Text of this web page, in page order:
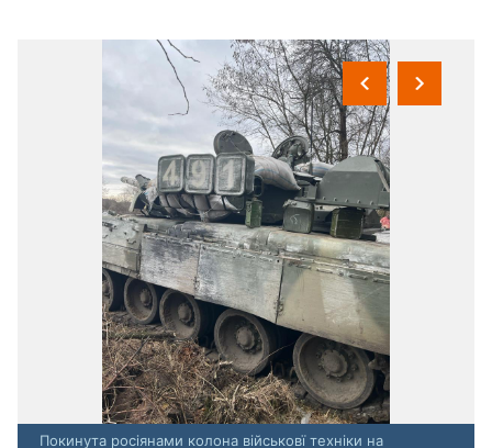
Покинута росіянами колона військовї техніки на